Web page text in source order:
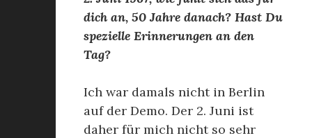
dich an, 50 Jahre danach? Hast Du
spezielle Erinnerungen an den
Tag?
Ich war damals nicht in Berlin
auf der Demo. Der 2. Juni ist
daher für mich nicht so sehr